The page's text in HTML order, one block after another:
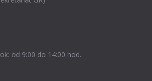
od 9:00 do 14:00 hod.